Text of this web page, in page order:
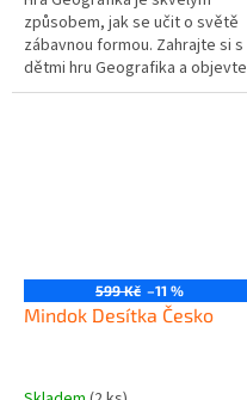
způsobem, jak se učit o světě
zábavnou formou. Zahrajte si s
dětmi hru Geografika a objevte
společně krásy naší planety!
599 Kč –11 %
Mindok Desítka Česko